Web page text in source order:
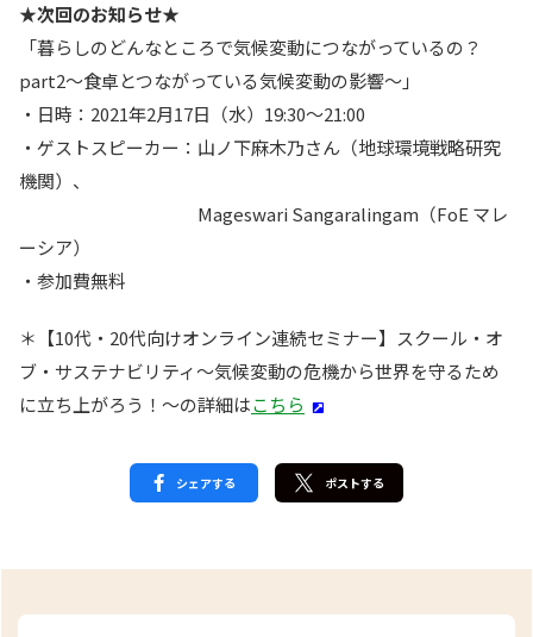
★次回のお知らせ★
「暮らしのどんなところで気候変動につながっているの？
part2〜食卓とつながっている気候変動の影響〜」
・日時：2021年2月17日（水）19:30〜21:00
・ゲストスピーカー：山ノ下麻木乃さん（地球環境戦略研究
機関）、
Mageswari Sangaralingam（FoE マレ
ーシア）
・参加費無料
＊【10代・20代向けオンライン連続セミナー】スクール・オ
ブ・サステナビリティ〜気候変動の危機から世界を守るため
に立ち上がろう！〜の詳細はこちら
シェアする ポストする